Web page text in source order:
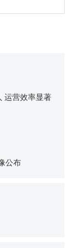
运营效率显著
公布